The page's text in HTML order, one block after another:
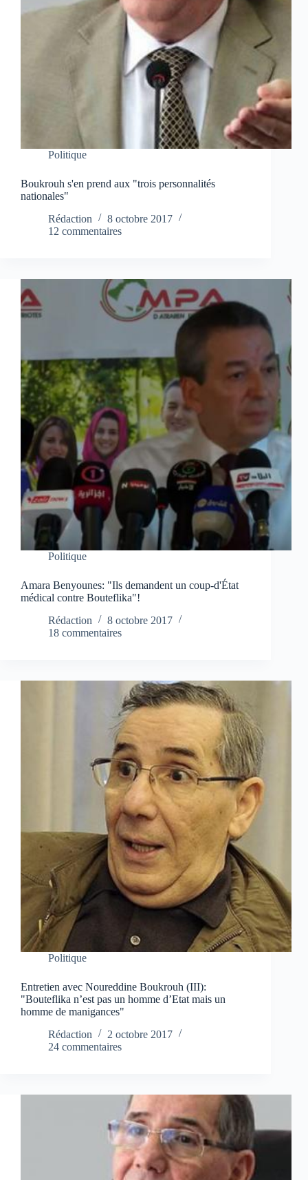
Politique
Boukrouh s'en prend aux "trois personnalités
nationales"
Rédaction
8 octobre 2017
12 commentaires
Politique
Amara Benyounes: "Ils demandent un coup-d'État
médical contre Bouteflika"!
Rédaction
8 octobre 2017
18 commentaires
Politique
Entretien avec Noureddine Boukrouh (III):
"Bouteflika n’est pas un homme d’Etat mais un
homme de manigances"
Rédaction
2 octobre 2017
24 commentaires